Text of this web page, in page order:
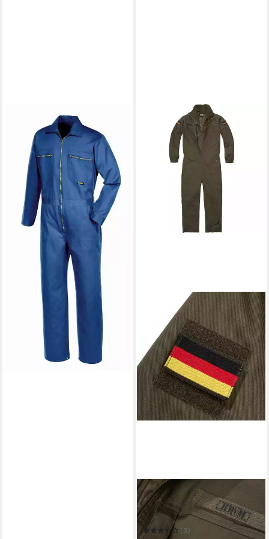
Overall Overall
38,19 €
in 2-3 Werktagen bei dir
BWUM
Overall BWuM Bundeswehr
Panzerkombi Tactical mit
Futter
(3)